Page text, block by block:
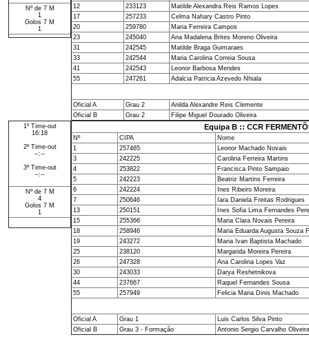
Nº de 7 M
1
Golos 7 M
1
12
233123
Matilde Alexandra Reis Ramos Lopes
17
257233
Celma Nahary Castro Pinto
20
259780
Maria Ferreira Campos
23
245040
Ana Madalena Brites Moreno Oliveira
31
242545
Matilde Braga Guimaraes
33
242544
Maria Carolina Correia Sousa
41
242543
Leonor Barbosa Mendes
55
247261 Adalcia Patricia Azevedo Nhiala
Oficial A Grau 2
Anilda Alexandre Reis Clemente
Oficial B
Grau 2
Filipe Miguel Dourado Oliveira
1º Time-out
16:18
2º Time-out
--:--
3º Time-out
--:--
Nº de 7 M
4
Golos 7 M
1
Equipa B :: CCR
Nº CIPA
Nome
1
257465
Leonor Machado Novais
3
242225
Carolina Ferreira Martins
4
253822
Francisca Pinto Sampaio
5
242223
Beatriz Martins Ferreira
6
242224
Ines Ribeiro Moreira
7
250646
Iara Daniela Freitas Rodrigues
13
250151
Ines Sofia Lima Fernandes
15
255366
Maria Clara Novais Pereira
18
258946
Maria Eduarda Augusta Souza
19
243272
Maria Ivan Baptista Machado
25
238120
Margarida Moreira Pereira
26
247328
Ana Carolina Lopes Vaz
30
243033
Darya Reshetnikova
44
237667
Raquel Fernandes Sousa
55
257949 Felicia Maria Dinis Machado
Oficial A Grau 1
Luis Carlos Silva Pinto
Oficial B
Grau 3 - Formação Antonio Sergio Carvalho Oliveira